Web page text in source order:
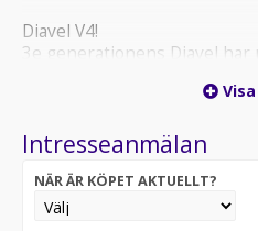
Diavel V4!
3e generationens Diavel
även hittar i Multistrada V4.
0520-488037 eller
information kring
Intresseanmälan
NÄR ÄR KÖPET AKTUELLT?